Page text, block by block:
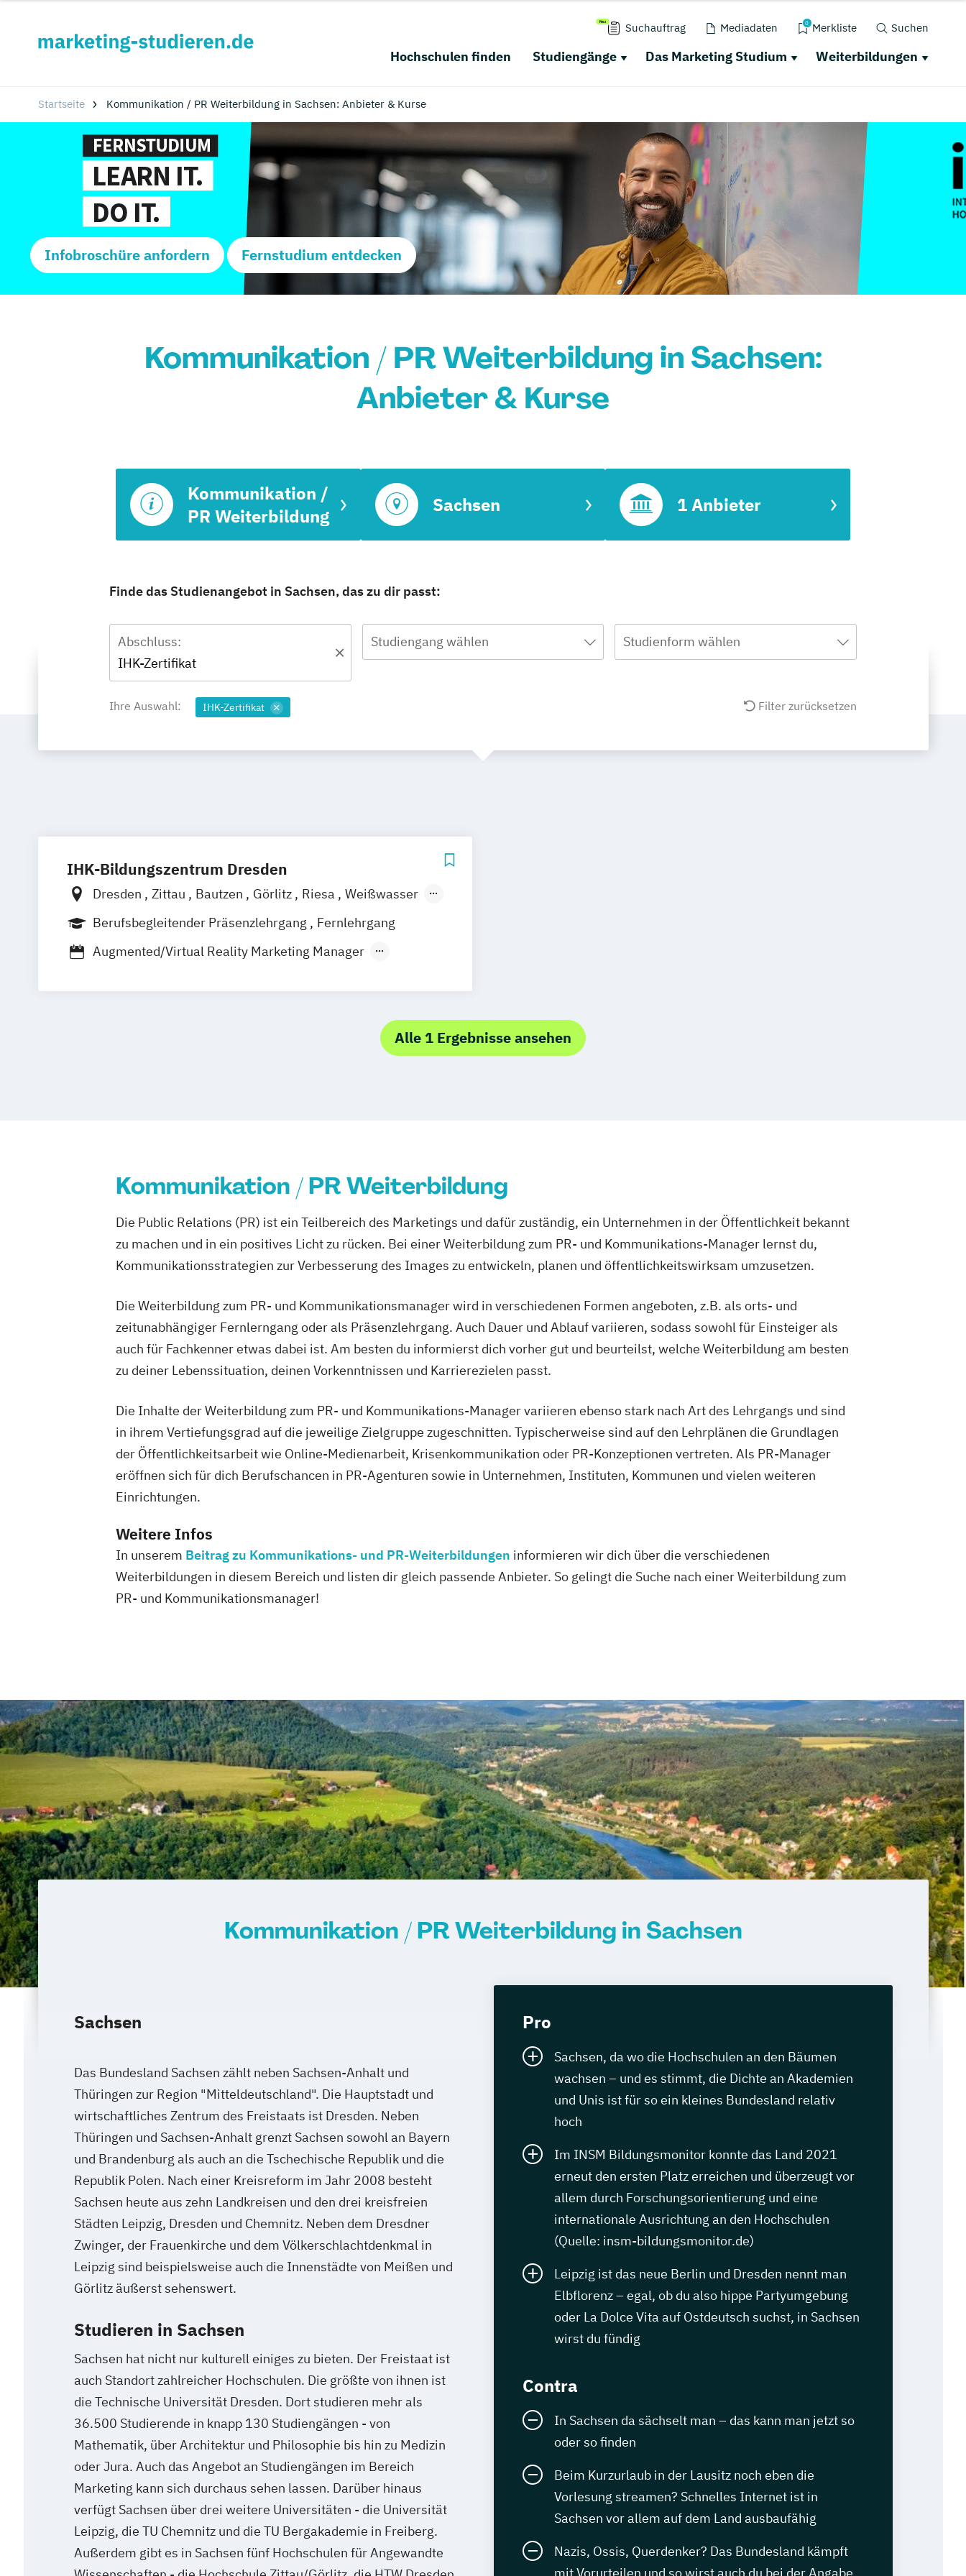
Suchauftrag Mediadaten 0 Merkliste Suchen
Hochschulen finden Studiengänge Das Marketing Studium Weiterbildungen
Startseite Kommunikation / PR Weiterbildung in Sachsen: Anbieter & Kurse
Infobroschüre anfordern Fernstudium entdecken
Kommunikation / PR Weiterbildung in Sachsen:
Anbieter & Kurse
Kommunikation /
PR Weiterbildung
Sachsen 1 Anbieter
Finde das Studienangebot in Sachsen, das zu dir passt:
Abschluss:
IHK-Zertifikat
Studiengang wählen Studienform wählen
Ihre Auswahl: IHK-Zertifikat Filter zurücksetzen
IHK-Bildungszentrum Dresden
Dresden Zittau Bautzen Görlitz Riesa
Weißwasser
Hoyerswerda
Online
Berufsbegleitender Präsenzlehrgang
Fernlehrgang
Augmented/Virtual Reality Marketing Manager
Design-Manager Fachwirt für Marketing
Alle 1 Ergebnisse ansehen
Kommunikation / PR Weiterbildung
Die Public Relations (PR) ist ein Teilbereich des Marketings und dafür zuständig, ein Unternehmen in der Öffentlichkeit bekannt
zu machen und in ein positives Licht zu rücken. Bei einer Weiterbildung zum PR- und Kommunikations-Manager lernst du,
Kommunikationsstrategien zur Verbesserung des Images zu entwickeln, planen und öffentlichkeitswirksam umzusetzen.
Die Weiterbildung zum PR- und Kommunikationsmanager wird in verschiedenen Formen angeboten, z.B. als orts- und
zeitunabhängiger Fernlerngang oder als Präsenzlehrgang. Auch Dauer und Ablauf variieren, sodass sowohl für Einsteiger als
auch für Fachkenner etwas dabei ist. Am besten du informierst dich vorher gut und beurteilst, welche Weiterbildung am besten
zu deiner Lebenssituation, deinen Vorkenntnissen und Karrierezielen passt.
Die Inhalte der Weiterbildung zum PR- und Kommunikations-Manager variieren ebenso stark nach Art des Lehrgangs und sind
in ihrem Vertiefungsgrad auf die jeweilige Zielgruppe zugeschnitten. Typischerweise sind auf den Lehrplänen die Grundlagen
der Öffentlichkeitsarbeit wie Online-Medienarbeit, Krisenkommunikation oder PR-Konzeptionen vertreten. Als PR-Manager
eröffnen sich für dich Berufschancen in PR-Agenturen sowie in Unternehmen, Instituten, Kommunen und vielen weiteren
Einrichtungen.
Weitere Infos
In unserem Beitrag zu Kommunikations- und PR-Weiterbildungen informieren wir dich über die verschiedenen
Weiterbildungen in diesem Bereich und listen dir gleich passende Anbieter. So gelingt die Suche nach einer Weiterbildung zum
PR- und Kommunikationsmanager!
Kommunikation / PR Weiterbildung in Sachsen
Sachsen
Das Bundesland Sachsen zählt neben Sachsen-Anhalt und
Thüringen zur Region "Mitteldeutschland". Die Hauptstadt und
wirtschaftliches Zentrum des Freistaats ist Dresden. Neben
Thüringen und Sachsen-Anhalt grenzt Sachsen sowohl an Bayern
und Brandenburg als auch an die Tschechische Republik und die
Republik Polen. Nach einer Kreisreform im Jahr 2008 besteht
Sachsen heute aus zehn Landkreisen und den drei kreisfreien
Städten Leipzig, Dresden und Chemnitz. Neben dem Dresdner
Zwinger, der Frauenkirche und dem Völkerschlachtdenkmal in
Leipzig sind beispielsweise auch die Innenstädte von Meißen und
Görlitz äußerst sehenswert.
Studieren in Sachsen
Sachsen hat nicht nur kulturell einiges zu bieten. Der Freistaat ist
auch Standort zahlreicher Hochschulen. Die größte von ihnen ist
die Technische Universität Dresden. Dort studieren mehr als
36.500 Studierende in knapp 130 Studiengängen - von
Mathematik, über Architektur und Philosophie bis hin zu Medizin
oder Jura. Auch das Angebot an Studiengängen im Bereich
Marketing kann sich durchaus sehen lassen. Darüber hinaus
verfügt Sachsen über drei weitere Universitäten - die Universität
Leipzig, die TU Chemnitz und die TU Bergakademie in Freiberg.
Außerdem gibt es in Sachsen fünf Hochschulen für Angewandte
Pro
Sachsen, da wo die Hochschulen an den Bäumen
wachsen – und es stimmt, die Dichte an Akademien
und Unis ist für so ein kleines Bundesland relativ
hoch
Im INSM Bildungsmonitor konnte das Land 2021
erneut den ersten Platz erreichen und überzeugt vor
allem durch Forschungsorientierung und eine
internationale Ausrichtung an den Hochschulen
(Quelle: insm-bildungsmonitor.de)
Leipzig ist das neue Berlin und Dresden nennt man
Elbflorenz – egal, ob du also hippe Partyumgebung
oder La Dolce Vita auf Ostdeutsch suchst, in Sachsen
wirst du fündig
Contra
In Sachsen da sächselt man – das kann man jetzt so
oder so finden
Beim Kurzurlaub in der Lausitz noch eben die
Vorlesung streamen? Schnelles Internet ist in
Sachsen vor allem auf dem Land ausbaufähig
Nazis, Ossis, Querdenker? Das Bundesland kämpft